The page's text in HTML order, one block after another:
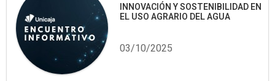
INNOVACIÓN Y SOSTENIBILIDAD EN
EL USO AGRARIO DEL AGUA
03/10/2025